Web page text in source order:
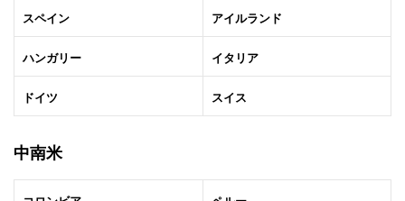
スペイン アイルランド
ハンガリー イタリア
ドイツ スイス
中南米